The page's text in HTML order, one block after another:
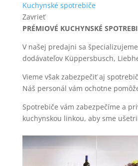
Kuchynské spotrebiče
Zavrieť
PRÉMIOVÉ KUCHYNSKÉ
V našej predajni sa
dodávateľov Küppersbusch,
Vieme však zabezpečiť aj
Náš personál vám ochotne
Spotrebiče vám zabezpečíme a
kuchynskou linkou, aby sme